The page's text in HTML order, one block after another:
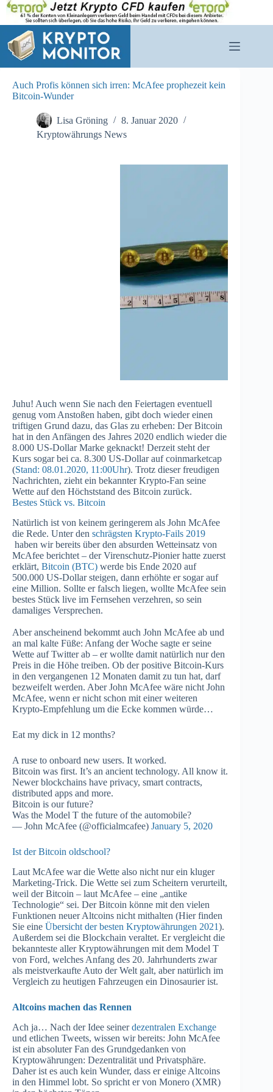
Zum
Inhalt
springen
Auch Profis können sich irren: McAfee prophezeit kein
Bitcoin-Wunder
Lisa Gröning
8. Januar 2020
Kryptowährungs News
Juhu! Auch wenn Sie nach den Feiertagen eventuell
genug vom Anstoßen haben, gibt doch wieder einen
triftigen Grund dazu, das Glas zu erheben: Der Bitcoin
hat in den Anfängen des Jahres 2020 endlich wieder die
8.000 US-Dollar Marke geknackt! Derzeit steht der
Kurs sogar bei ca. 8.300 US-Dollar auf coinmarketcap
(Stand: 08.01.2020, 11:00Uhr). Trotz dieser freudigen
Nachrichten, zieht ein bekannter Krypto-Fan seine
Wette auf den Höchststand des Bitcoin zurück.
Bestes Stück vs. Bitcoin
Natürlich ist von keinem geringerem als John McAfee
die Rede. Unter den schrägsten Krypto-Fails 2019
haben wir bereits über den absurden Wetteinsatz von
McAfee berichtet – der Virenschutz-Pionier hatte zuerst
erklärt, Bitcoin (BTC) werde bis Ende 2020 auf
500.000 US-Dollar steigen, dann erhöhte er sogar auf
eine Million. Sollte er falsch liegen, wollte McAfee sein
bestes Stück live im Fernsehen verzehren, so sein
damaliges Versprechen.
Aber anscheinend bekommt auch John McAfee ab und
an mal kalte Füße: Anfang der Woche sagte er seine
Wette auf Twitter ab – er wollte damit natürlich nur den
Preis in die Höhe treiben. Ob der positive Bitcoin-Kurs
in den vergangenen 12 Monaten damit zu tun hat, darf
bezweifelt werden. Aber John McAfee wäre nicht John
McAfee, wenn er nicht schon mit einer weiteren
Krypto-Empfehlung um die Ecke kommen würde…
Eat my dick in 12 months?
A ruse to onboard new users. It worked.
Bitcoin was first. It’s an ancient technology. All know it.
Newer blockchains have privacy, smart contracts,
distributed apps and more.
Bitcoin is our future?
Was the Model T the future of the automobile?
— John McAfee (@officialmcafee) January 5, 2020
Ist der Bitcoin oldschool?
Laut McAfee war die Wette also nicht nur ein kluger
Marketing-Trick. Die Wette sei zum Scheitern verurteilt,
weil der Bitcoin – laut McAfee – eine „antike
Technologie“ sei. Der Bitcoin könne mit den vielen
Funktionen neuer Altcoins nicht mithalten (Hier finden
Sie eine Übersicht der besten Kryptowährungen 2021).
Außerdem sei die Blockchain veraltet. Er vergleicht die
bekannteste aller Kryptowährungen mit dem Model T
von Ford, welches Anfang des 20. Jahrhunderts zwar
als meistverkaufte Auto der Welt galt, aber natürlich im
Vergleich zu heutigen Fahrzeugen ein Dinosaurier ist.
Altcoins machen das Rennen
Ach ja… Nach der Idee seinerdezentralen Exchange
und etlichen Tweets, wissen wir bereits: John McAfee
ist ein absoluter Fan des Grundgedanken von
Kryptowährungen: Dezentralität und Privatsphäre.
Daher ist es auch kein Wunder, dass er einige Altcoins
in den Himmel lobt. So spricht er von Monero (XMR)